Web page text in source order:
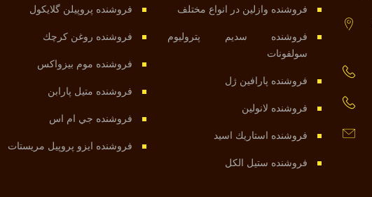
فروشنده وازلین در انواع مختلف
فروشنده سديم پتروليوم
سولفونات
فروشنده پارافين ژل
فروشنده لانولین
فروشنده استاريك اسيد
فروشنده ستيل الكل
فروشنده پروپيلن گلايكول
فروشنده روغن كرچك
فروشنده موم بيزواكس
فروشنده متیل پارابن
فروشنده جي ام اس
فروشنده ايزو پروپيل مريستات